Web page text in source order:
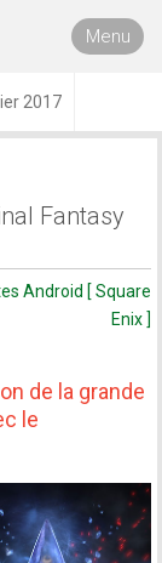
Menu
2017
Fantasy
Android [ Square
Enix ]
de la grande
le